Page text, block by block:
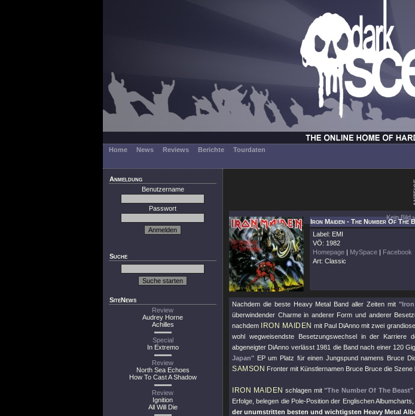
Home News Reviews Berichte
Tourdaten
Anmeldung
Benutzername
Passwort
Suche
SiteNews
Review
Audrey Horne
Achilles
Special
In Extremo
Review
North Sea Echoes
How To Cast A Shadow
Review
Ignition
All Will Die
Kein Bild
Iron Maiden - The Number Of The
Label: EMI
VÖ: 1982
Homepage | MySpace | Facebook
Art: Classic
Nachdem die beste Heavy Metal Band aller Zeiten mit
überwindender Charme in anderer Form und anderer
nachdem
IRON MAIDEN mit Paul DiAnno mit zwei
wohl wegweisendste Besetzungswechsel in der
abgeneigter DiAnno verlässt 1981 die Band nach einer 120
Japan" EP um Platz für einen Jungspund namens Bruce
SAMSON Fronter mit Künstlernamen Bruce Bruce die Szene
IRON MAIDEN schlagen mit"The Number Of The Beast"
Erfolge, belegen die Pole-Position der Englischen
der unumstritten besten und wichtigsten Heavy Metal